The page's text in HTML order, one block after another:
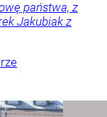
państwa, z
Jakubiak z